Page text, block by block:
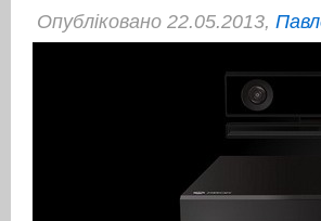
Опубліковано 22.05.2013,